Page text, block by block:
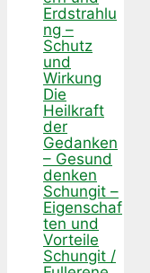
Erdstrahlu
ng –
Schutz
und
Wirkung
Die
Heilkraft
der
Gedanken
– Gesund
denken
Schungit –
Eigenschaf
ten und
Vorteile
Schungit /